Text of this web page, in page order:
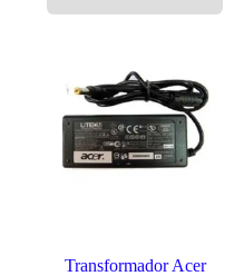
Transformador Acer